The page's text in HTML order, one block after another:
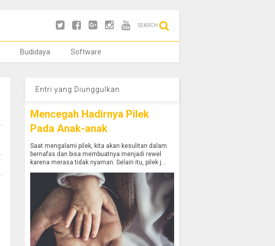
SEARCH
Budidaya Software
Entri yang Diunggulkan
Mencegah Hadirnya Pilek
Pada Anak-anak
Saat mengalami pilek, kita akan kesulitan dalam
bernafas dan bisa membuatnya menjadi rewel
karena merasa tidak nyaman. Selain itu, pilek j...